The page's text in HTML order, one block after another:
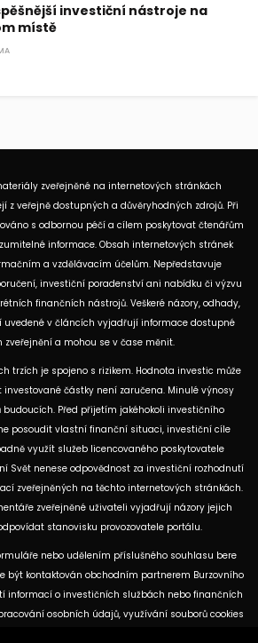
investiční nástroje na
místě
zveřejněné na internetových stránkách
z veřejně dostupných a důvěryhodných zdrojů. Při
s odbornou péčí a cílem poskytovat čtenářům
informace. Obsah internetových stránek
a vzdělávacím účelům. Nepředstavuje
investiční poradenství ani nabídku či výzvu
finančních nástrojů. Veškeré názory, odhady,
uvedené v článcích vyjadřují informace dostupné
zveřejnění a mohou se v čase měnit.
trzích je spojeno s rizikem. Hodnota investic může
částky není zaručena. Minulé výnosy
budoucích. Před přijetím jakéhokoli investičního
posoudit vlastní finanční situaci, investiční cíle
využít služeb licencovaného poskytovatele
Svět nenese odpovědnost za investiční rozhodnutí
zveřejněných na těchto internetových stránkách.
zveřejněné uživateli vyjadřují názory jejich
stanovisku provozovatele portálu.
nebo udělením příslušného souhlasu bere
být kontaktován obchodním partnerem Burzovního
informací o investičních službách nebo finančních
osobních údajů, využívání souborů cookies